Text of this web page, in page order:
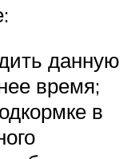
данную
время;
в